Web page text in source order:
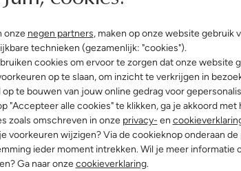
onze negen partners, maken op onze website gebruik
technieken (gezamenlijk: "cookies").
cookies om ervoor te zorgen dat onze website
op te slaan, om inzicht te verkrijgen in
op te bouwen van jouw online gedrag voor
"Accepteer alle cookies" te klikken, ga je akkoord met
zoals omschreven in onze privacy- en
voorkeuren wijzigen? Via de cookieknop onderaan
ieder moment intrekken. Wil je meer informatie
Ga naar onzecookieverklaring.
Suède
Rubber
Klittenband
4
Peeptoe
G(normal)
laarzen (cm):11
voetbed:Nee
dames
ontspannen
binnenkant is
Dankzij de
luchtige
zijn de ideale